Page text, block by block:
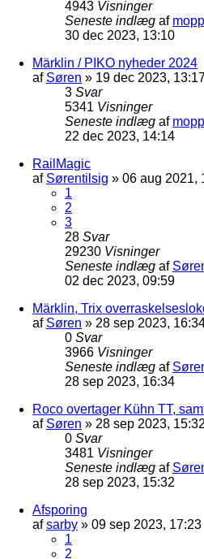
4943 Visninger
Seneste indlæg af
30 dec 2023, 13:10
Märklin / PIKO nyheder 2024
af Søren » 19 dec 2023,
3 Svar
5341 Visninger
Seneste indlæg af
22 dec 2023, 14:14
RailMagic
af Sørentilsig » 06 aug 2021,
1
2
3
28 Svar
29230 Visninger
Seneste indlæg af
02 dec 2023, 09:59
Märklin, Trix
af Søren » 28 sep 2023,
0 Svar
3966 Visninger
Seneste indlæg af
28 sep 2023, 16:34
Roco overtager Kühn TT,
af Søren » 28 sep 2023, 15:32
0 Svar
3481 Visninger
Seneste indlæg af
28 sep 2023, 15:32
Afsporing
afsarby » 09 sep 2023, 17:23
1
2